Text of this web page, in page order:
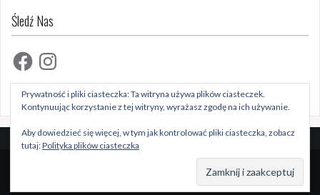
Śledź Nas
FacebookInstagram
Szablon:Oriaby
Prywatność i pliki ciasteczka: Ta witryna używa plików ciasteczek.
Kontynuując korzystanie z tej witryny, wyrażasz zgodę na ich używanie.
Aby dowiedzieć się więcej, w tym jak kontrolować pliki ciasteczka, zobacz
tutaj:Polityka plików ciasteczka